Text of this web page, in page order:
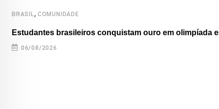
BRASIL, COMUNIDADE
Estudantes brasileiros conquistam ouro em olimpíada
06/08/2026